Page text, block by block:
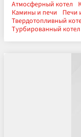
Атмосферный котел
Камины и печи
Печи
Твердотопливный
Турбированный котел